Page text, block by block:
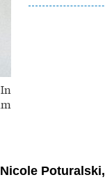
Poturalski,